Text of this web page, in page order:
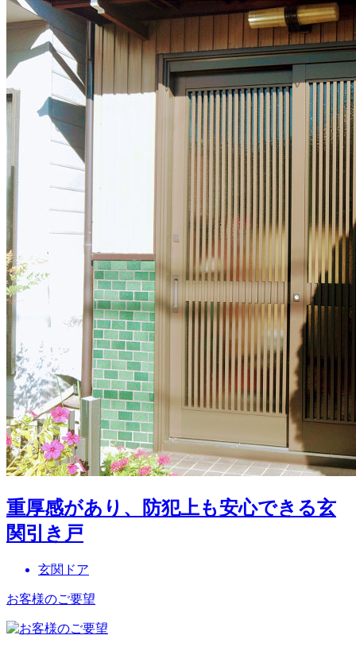
重厚感があり、防犯上も安心できる玄
関引き戸
玄関ドア
お客様のご要望